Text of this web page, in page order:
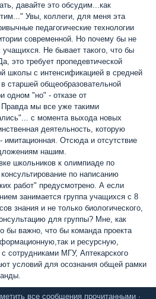
давайте это обсудим...как
Увы, коллеги, для меня эта
педагогические технологии
современной. Но почему бы не
учащихся. Не бывает такого, что бы
это требует пропедевтической
школы с интенсификацией в средней
старшей общеобразовательной
одном "но" - отказе от
мы все уже такими
с момента выхода новых
деятельность, которую
имитационная. Отсюда и отсутствие
нашим.
школьников к олимпиаде по
по написанию
работ" предусмотрено. А если
занимается группа учащихся с 8
знания и не только биологического,
для группы? Мне, как
бы важно, что бы команда проекта
и ресурсную,
сотрудниками МГУ, Аптекарского
условий для осознания общей рамки
все сообщения прочитанными ·